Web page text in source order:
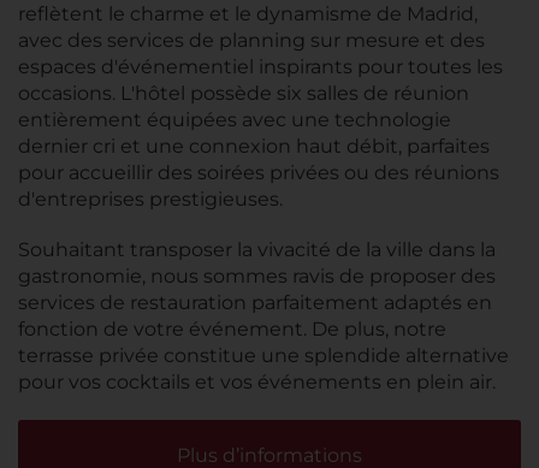
reflètent le charme et le dynamisme de Madrid,
avec des services de planning sur mesure et des
espaces d'événementiel inspirants pour toutes les
occasions. L'hôtel possède six salles de réunion
entièrement équipées avec une technologie
dernier cri et une connexion haut débit, parfaites
pour accueillir des soirées privées ou des réunions
d'entreprises prestigieuses.
Souhaitant transposer la vivacité de la ville dans la
gastronomie, nous sommes ravis de proposer des
services de restauration parfaitement adaptés en
fonction de votre événement. De plus, notre
terrasse privée constitue une splendide alternative
pour vos cocktails et vos événements en plein air.
Plus d’informations